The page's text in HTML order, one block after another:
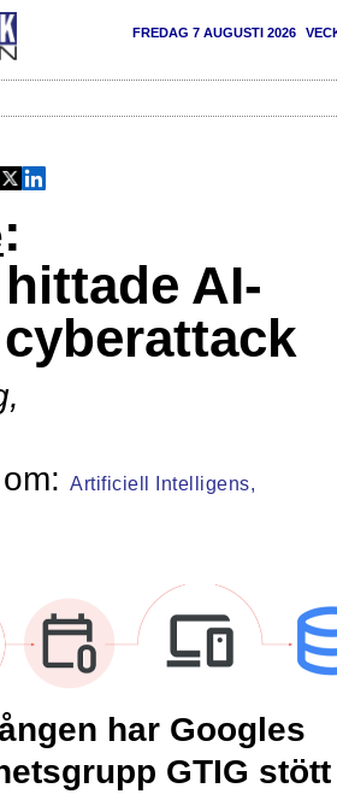
FREDAG 7 AUGUSTI 2026
:
AI-
,
Artificiell Intelligens,
har Googles
GTIG stött